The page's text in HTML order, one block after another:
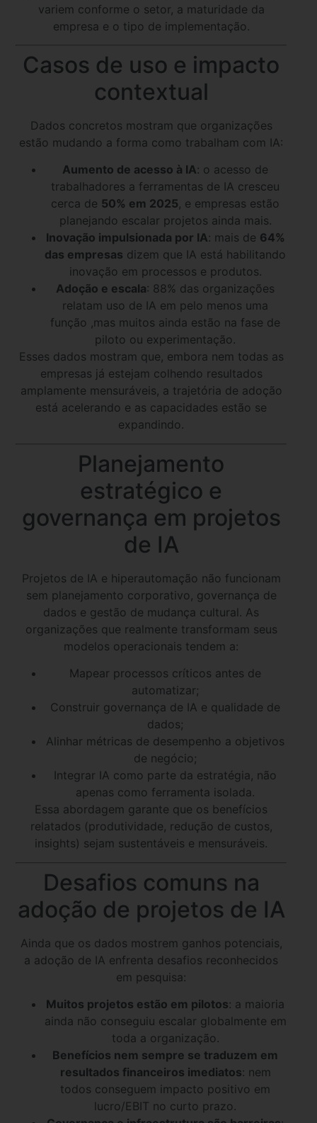
variem conforme o setor, a maturidade da
empresa e o tipo de implementação.
Casos de uso e impacto
contextual
Dados concretos mostram que organizações
estão mudando a forma como trabalham com IA:
Aumento de acesso à IA: o acesso de
trabalhadores a ferramentas de IA cresceu
cerca de 50% em 2025, e empresas estão
planejando escalar projetos ainda mais.
Inovação impulsionada por IA: mais de 64%
das empresas dizem que IA está habilitando
inovação em processos e produtos.
Adoção e escala: 88% das organizações
relatam uso de IA em pelo menos uma
função ,mas muitos ainda estão na fase de
piloto ou experimentação.
Esses dados mostram que, embora nem todas as
empresas já estejam colhendo resultados
amplamente mensuráveis, a trajetória de adoção
está acelerando e as capacidades estão se
expandindo.
Planejamento
estratégico e
governança em projetos
de IA
Projetos de IA e hiperautomação não funcionam
sem planejamento corporativo, governança de
dados e gestão de mudança cultural. As
organizações que realmente transformam seus
modelos operacionais tendem a:
Mapear processos críticos antes de
automatizar;
Construir governança de IA e qualidade de
dados;
Alinhar métricas de desempenho a objetivos
de negócio;
Integrar IA como parte da estratégia, não
apenas como ferramenta isolada.
Essa abordagem garante que os benefícios
relatados (produtividade, redução de custos,
insights) sejam sustentáveis e mensuráveis.
Desafios comuns na
adoção de projetos de IA
Ainda que os dados mostrem ganhos potenciais,
a adoção de IA enfrenta desafios reconhecidos
em pesquisa:
Muitos projetos estão em pilotos: a maioria
ainda não conseguiu escalar globalmente em
toda a organização.
Benefícios nem sempre se traduzem em
resultados financeiros imediatos: nem
todos conseguem impacto positivo em
lucro/EBIT no curto prazo.